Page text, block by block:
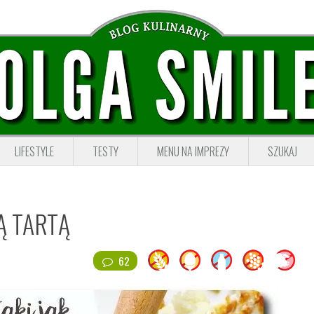
LIFESTYLE TESTY MENU NA IMPREZY SZUKAJ
TARTĄ
62